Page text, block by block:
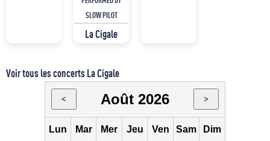
SLOW PILOT
La Cigale
Voir tous les concerts La Cigale
< Août 2026 >
Lun Mar Mer Jeu Ven Sam Dim